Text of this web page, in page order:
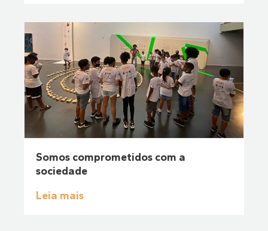
Somos comprometidos com a
sociedade
Leia mais